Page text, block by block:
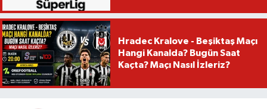
Hradec Kralove - Beşiktaş Maçı
Hangi Kanalda? Bugün Saat
Kaçta? Maçı Nasıl İzleriz?